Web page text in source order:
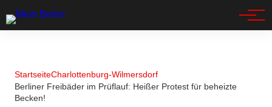
StartseiteCharlottenburg-Wilmersdorf
Berliner Freibäder im Prüflauf: Heißer Protest für beheizte
Becken!